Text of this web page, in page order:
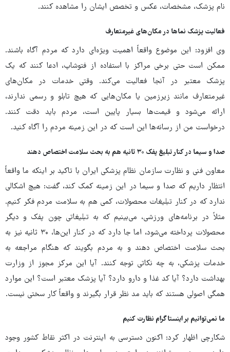
نام پزشک، مشخصات، عکس و تخصص ایشان را مشاهده کنند.
فعالیت پزشک نماها در مکان‌های غیرمتعارف
وی افزود: این موضوع واقعاً اهمیت ویژه‌ای دارد که مردم آگاه باشند.
ممکن است حتی برخی مراکز با استفاده از فتوشاپ، ادعا کنند که یک
پزشک معتبر در آنجا فعالیت می‌کند. وقتی خدمات در مکان‌های
غیرمتعارف مانند زیرزمین یا مکان‌هایی که هیچ تابلو و رسمی ندارند،
ارائه می‌شود و قیمت‌ها بسیار پایین است، مردم باید دقت کنند.
درخواست من از رسانه‌ها این است که در این زمینه مردم را آگاه کنید.
صدا و سیما در کنار تبلیغ پفک ۳۰ ثانیه هم به بحث سلامت اختصاص دهند
معاون فنی و نظارت سازمان نظام پزشکی ایران با تاکید بر اینکه ما واقعاً
انتظار داریم که صدا و سیما در این زمینه کمک کند، گفت: هیچ اشکالی
ندارد که در کنار تبلیغات محصولات، کمی هم به سلامت مردم فکر کنیم.
مثلاً در برنامه‌های ورزشی، می‌بینیم که به تبلیغاتی چون پفک و دیگر
محصولات پرداخته می‌شود، اما جا دارد که در کنار این‌ها، ۳۰ ثانیه نیز به
بحث سلامت اختصاص دهند و به مردم بگویند که هنگام مراجعه به
خدمات پزشکی، به چه نکاتی توجه کنند. آیا این مرکز مجوز از وزارت
بهداشت دارد؟ آیا کد غذا و دارو دارد؟ آیا پزشک معتبر است؟ این موارد
همگی اصولی هستند که باید مد نظر قرار بگیرند و واقعاً کار سختی نیست.
ما نمی‌توانیم بر اینستاگرام نظارت کنیم
شکارچی اظهار کرد: اکنون دسترسی به اینترنت در اکثر نقاط کشور وجود